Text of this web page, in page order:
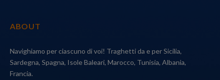
ABOUT
Navighiamo per ciascuno di voi! Traghetti da e per Sicilia,
Sardegna, Spagna, Isole Baleari, Marocco, Tunisia, Albania,
Francia.